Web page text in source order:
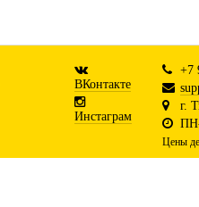
ВКонтакте
Инстаграм
+7
г.
Цены